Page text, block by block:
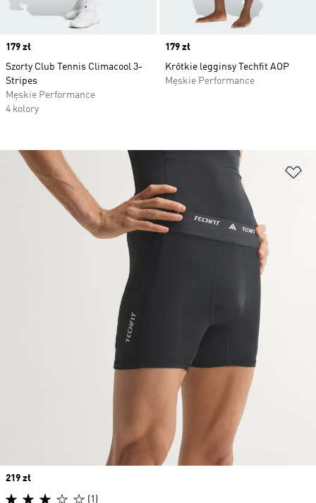
Price
179 zł
Szorty Club Tennis Climacool 3-
Stripes
Męskie Performance
4 kolory
Price
179 zł
Krótkie legginsy Techfit AOP
Męskie Performance
Price
219 zł
(1)